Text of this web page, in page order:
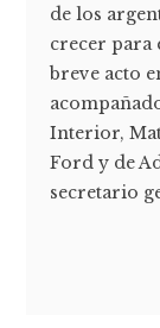
de los
crecer para
breve acto
Interior,
Ford y de
secretario